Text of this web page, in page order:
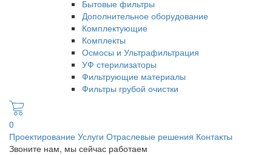
Бытовые фильтры
Дополнительное оборудование
Комплектующие
Комплекты
Осмосы и Ультрафильтрация
УФ стерилизаторы
Фильтрующие материалы
Фильтры грубой очистки
0
Проектирование Услуги Отраслевые решения Контакты
Звоните нам, мы сейчас работаем